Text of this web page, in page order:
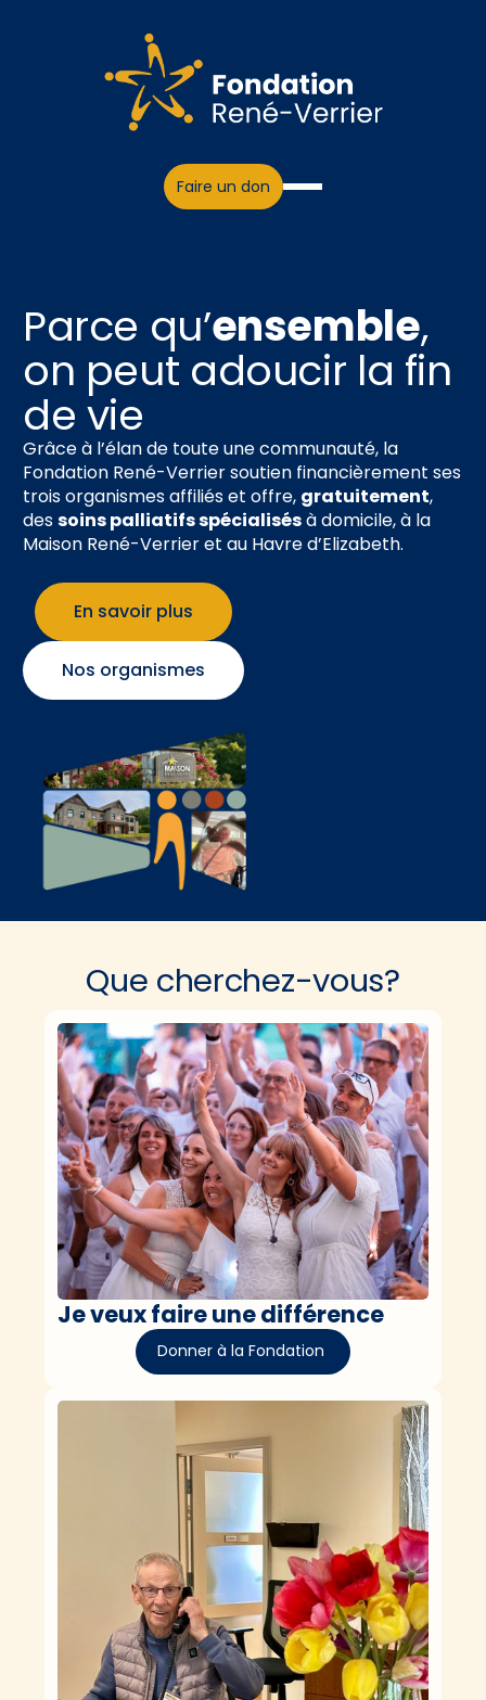
Faire un don
Parce qu’ensemble,
on peut adoucir la fin
de vie
Grâce à l’élan de toute une communauté, la
Fondation René-Verrier soutien financièrement ses
trois organismes affiliés et offre, gratuitement,
dessoins palliatifs spécialisésà domicile, à la
Maison René-Verrier et au Havre d’Elizabeth.
Nos organismes
En savoir plus
Que cherchez-vous?
Je veux faire une différence
Donner à la Fondation